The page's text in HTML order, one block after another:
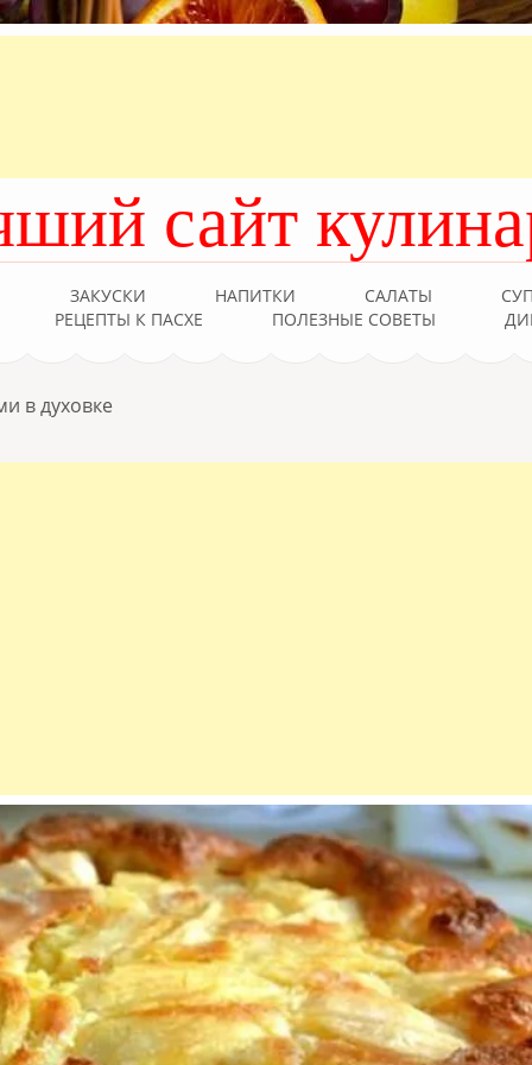
сайт
ЗАКУСКИ НАПИТКИ САЛАТЫ
РЕЦЕПТЫ К ПАСХЕ
ПОЛЕЗНЫЕ СОВЕТЫ
в духовке